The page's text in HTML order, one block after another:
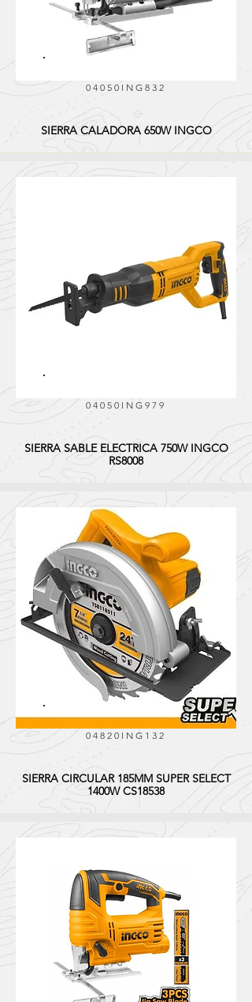
04050ING832
SIERRA CALADORA 650W INGCO
04050ING979
SIERRA SABLE ELECTRICA 750W INGCO
RS8008
04820ING132
SIERRA CIRCULAR 185MM SUPER SELECT
1400W CS18538